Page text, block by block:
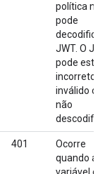
política
pode
JWT. O
pode estar
incorreto,
inválido ou
não
401
Ocorre
quando a